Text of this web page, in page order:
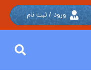
ورود / ثبت نام